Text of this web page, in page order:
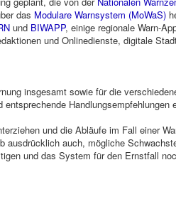
das Modulare Warnsystem (MoWaS)
und BIWAPP, einige regionale Warn-
und Onlinedienste, digitale
insgesamt sowie für die
Handlungsempfehlungen
und die Abläufe im Fall einer
ausdrücklich auch, mögliche
und das System für den Ernstfall